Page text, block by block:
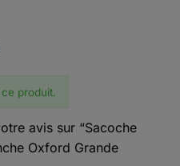
produit.
avis sur “Sacoche
Oxford Grande